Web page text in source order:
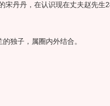
宋丹丹，在认识现在丈夫赵先生
独子，属圈内外结合。